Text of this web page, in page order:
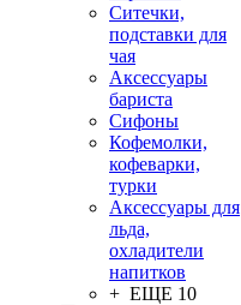
Ситечки,
подставки для
чая
Аксессуары
бариста
Сифоны
Кофемолки,
кофеварки,
турки
Аксессуары для
льда,
охладители
напитков
+ ЕЩЕ 10